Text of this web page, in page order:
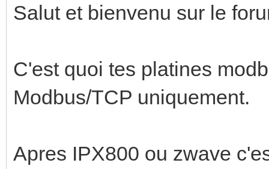
Salut et bienvenu sur le
C'est quoi tes platines
Modbus/TCP uniquement.
Apres IPX800 ou zwave